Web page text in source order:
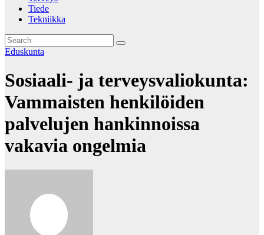
Tiede
Tekniikka
Eduskunta
Sosiaali- ja terveysvaliokunta:
Vammaisten henkilöiden
palvelujen hankinnoissa
vakavia ongelmia